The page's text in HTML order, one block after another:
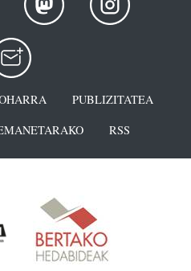
PUBLIZITATEA
RSS